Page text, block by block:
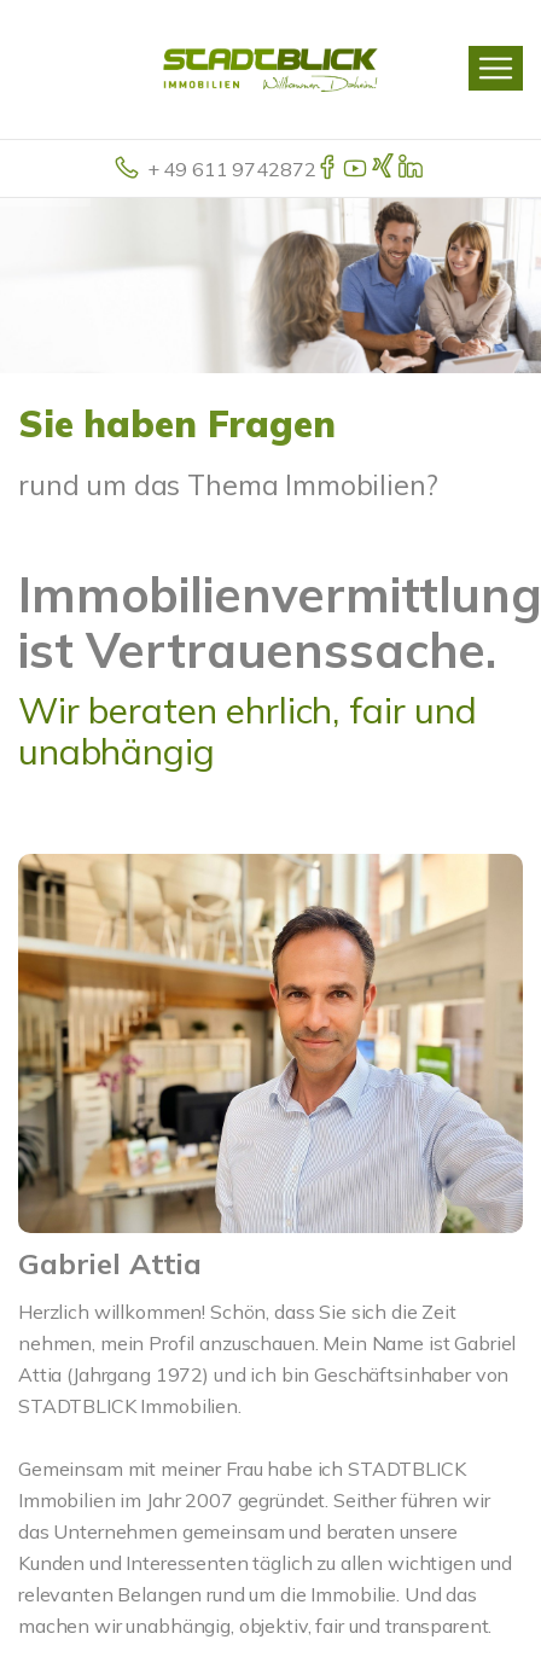
+ 49 611 9742872
Sie haben Fragen
rund um das Thema Immobilien?
Immobilienvermittlung
ist Vertrauenssache.
Wir beraten ehrlich, fair und
unabhängig
Gabriel Attia
Herzlich willkommen! Schön, dass Sie sich die Zeit
nehmen, mein Profil anzuschauen. Mein Name ist Gabriel
Attia (Jahrgang 1972) und ich bin Geschäftsinhaber von
STADTBLICK Immobilien.
Gemeinsam mit meiner Frau habe ich STADTBLICK
Immobilien im Jahr 2007 gegründet. Seither führen wir
das Unternehmen gemeinsam und beraten unsere
Kunden und Interessenten täglich zu allen wichtigen und
relevanten Belangen rund um die Immobilie. Und das
machen wir unabhängig, objektiv, fair und transparent.